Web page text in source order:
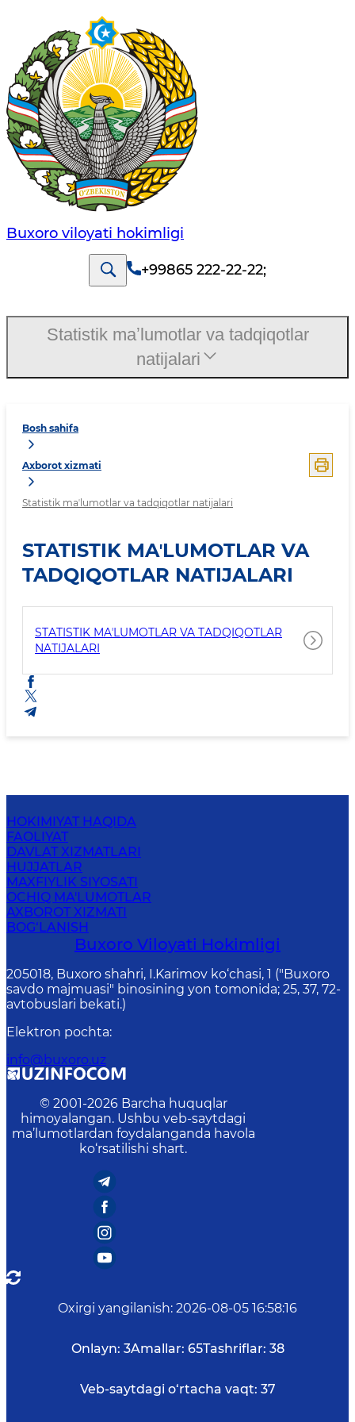
Buxoro viloyati hokimligi
+99865 222-22-22;
Bosh sahifa
Axborot xizmati
Statistik maʼlumotlar va tadqiqotlar natijalari
STATISTIK MAʼLUMOTLAR VA
TADQIQOTLAR NATIJALARI
STATISTIK MAʼLUMOTLAR VA TADQIQOTLAR
NATIJALARI
Statistik maʼlumotlar va tadqiqotlar
natijalari
HOKIMIYAT HAQIDA
FAOLIYAT
DAVLAT XIZMATLARI
HUJJATLAR
MAXFIYLIK SIYOSATI
OCHIQ MA'LUMOTLAR
AXBOROT XIZMATI
BOG‘LANISH
Buxoro Viloyati Hokimligi
205018, Buхоrо shahri, I.Karimov ko‘chаsi, 1 ("Buxoro
savdo majmuasi" binosining yon tomonida; 25, 37, 72-
avtobuslari bekati.)
Elektron pochta:
info@buxoro.uz
© 2001-2026 Barcha huquqlar
himoyalangan. Ushbu veb-saytdagi
ma’lumotlardan foydalanganda havola
ko‘rsatilishi shart.
Oxirgi yangilanish: 2026-08-05 16:58:16
Onlayn: 3Amallar: 65Tashriflar: 38
Veb-saytdagi o‘rtacha vaqt: 37